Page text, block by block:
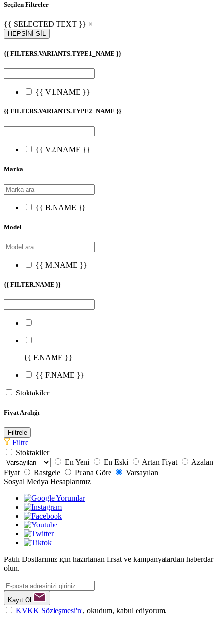
Seçilen Filtreler
{{ SELECTED.TEXT }} ×
HEPSİNİ SİL
{{ FILTERS.VARIANTS.TYPE1_NAME }}
{{ V1.NAME }}
{{ FILTERS.VARIANTS.TYPE2_NAME }}
{{ V2.NAME }}
Marka
{{ B.NAME }}
Model
{{ M.NAME }}
{{ FILTER.NAME }}
{{ F.NAME }}
{{ F.NAME }}
Stoktakiler
Fiyat Aralığı
Filtrele
Filtre
Stoktakiler
En Yeni
En Eski Artan Fiyat
Azalan
Fiyat
Rastgele Puana Göre
Varsayılan
Sosyal Medya Hesaplarımız
Patili Dostlarımız için hazırlanan fırsat ve kampanyalardan haberdar
olun.
Kayıt Ol
KVKK Sözleşmesi'ni, okudum, kabul ediyorum.